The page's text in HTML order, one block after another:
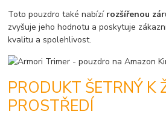
Toto pouzdro také nabízí rozšířenou
zvyšuje jeho hodnotu a poskytuje
kvalitu a spolehlivost.
PRODUKT ŠETRNÝ K
PROSTŘEDÍ